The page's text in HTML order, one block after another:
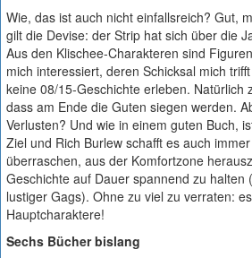
Wie, das ist auch nicht einfallsreich? Gut,
gilt die Devise: der Strip hat sich über die
Aus den Klischee-Charakteren sind
mich interessiert, deren Schicksal mich
keine 08/15-Geschichte erleben. Natürlich
dass am Ende die Guten siegen werden.
Verlusten? Und wie in einem guten Buch,
Ziel und Rich Burlew schafft es auch
überraschen, aus der Komfortzone
Geschichte auf Dauer spannend zu halten
lustiger Gags). Ohne zu viel zu verraten:
Hauptcharaktere!
Sechs Bücher bislang